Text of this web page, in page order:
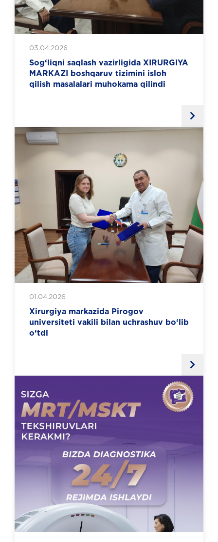
03.04.2026
Sog‘liqni saqlash vazirligida XIRURGIYA
MARKAZI boshqaruv tizimini isloh
qilish masalalari muhokama qilindi
01.04.2026
Xirurgiya markazida Pirogov
universiteti vakili bilan uchrashuv bo‘lib
o‘tdi